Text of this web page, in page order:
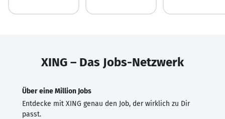
XING – Das Jobs-Netzwerk
Über eine Million Jobs
Entdecke mit XING genau den Job, der wirklich zu Dir
passt.